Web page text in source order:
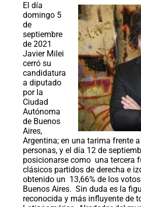
El día
domingo 5
de
septiembre
de 2021
Javier Milei
cerró su
candidatura
a diputado
por la
Ciudad
Autónoma
de Buenos
Aires,
Argentina; en una tarima frente
personas, y el día 12 de
posicionarse como una tercera
clásicos partidos de derecha e
obtenido un 13,66% de los
Buenos Aires. Sin duda es la
reconocida y más influyente de